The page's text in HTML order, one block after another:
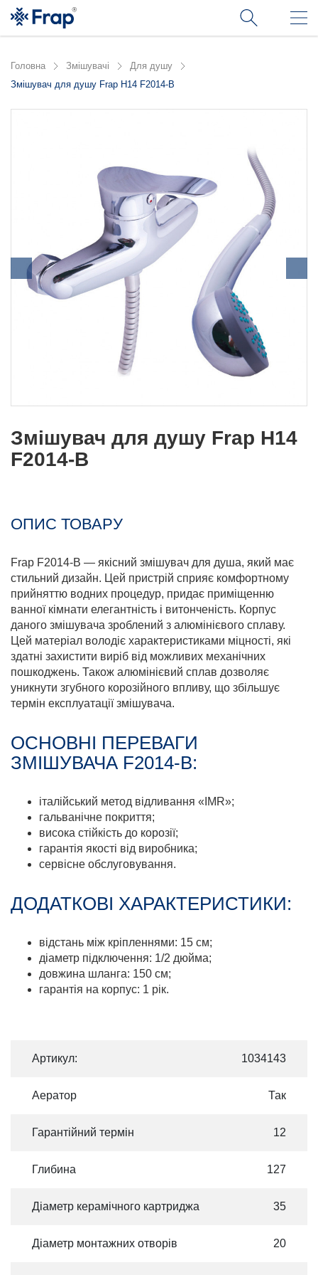
Головна Змішувачі
Для душу
Змішувач для душу Frap H14 F2014-B
Змішувач для душу Frap H14
F2014-B
ОПИС ТОВАРУ
Frap F2014-B — якісний змішувач для душа, який має
стильний дизайн. Цей пристрій сприяє комфортному
прийняттю водних процедур, придає приміщенню
ванної кімнати елегантність і витонченість. Корпус
даного змішувача зроблений з алюмінієвого сплаву.
Цей матеріал володіє характеристиками міцності, які
здатні захистити виріб від можливих механічних
пошкоджень. Також алюмінієвий сплав дозволяє
уникнути згубного корозійного впливу, що збільшує
термін експлуатації змішувача.
ОСНОВНІ ПЕРЕВАГИ
ЗМІШУВАЧА F2014-B:
італійський метод відливання «IMR»;
гальванічне покриття;
висока стійкість до корозії;
гарантія якості від виробника;
сервісне обслуговування.
ДОДАТКОВІ ХАРАКТЕРИСТИКИ:
відстань між кріпленнями: 15 см;
діаметр підключення: 1/2 дюйма;
довжина шланга: 150 см;
гарантія на корпус: 1 рік.
Артикул: 1034143
Аератор Так
Гарантійний термін 12
Глибина 127
Діаметр керамічного картриджа 35
Діаметр монтажних отворів 20